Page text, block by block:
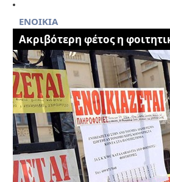
ΕΝΟΙΚΙΑ
Ακριβότερη φέτος η